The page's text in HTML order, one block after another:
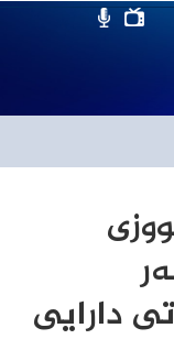
دارایی